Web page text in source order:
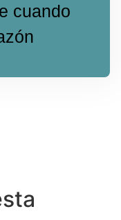
cuando